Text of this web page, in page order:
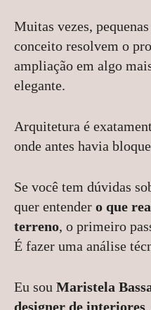
Muitas vezes,
conceito resolvem o
ampliação em algo
elegante.
Arquitetura é
onde antes havia
Se você tem dúvidas
quer entender o que
terreno, o primeiro
É fazer uma análise
Eu sou Maristela
designer de interiores